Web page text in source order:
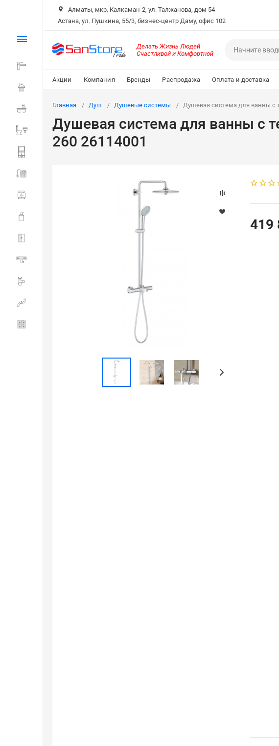
Алматы, мкр. Калкаман-2, ул. Талжанова, дом 54
Астана, ул. Пушкина, 55/3, бизнес-центр Даму, офис 102
Делать Жизнь Людей
Счастливой и Комфортной
Акции Компания Бренды Распродажа Оплата и доставка
Ванна
Санитарная керамика
Сливная и смывная арматура
Главная Душ Душевые системы Душевая система для ванны с
Душевая система для ванны с
260 26114001
419